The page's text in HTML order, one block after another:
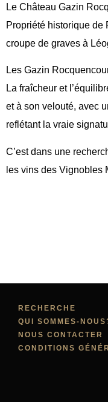
Le Château Gazin
Propriété historique de
croupe de graves à
Les Gazin
La fraîcheur et
et à son velouté, avec
reflétant la vraie
C’est dans une
les vins des Vignobles
RECHERCHE
QUI SOMMES-
NOUS CONTACTER
CONDITIONS